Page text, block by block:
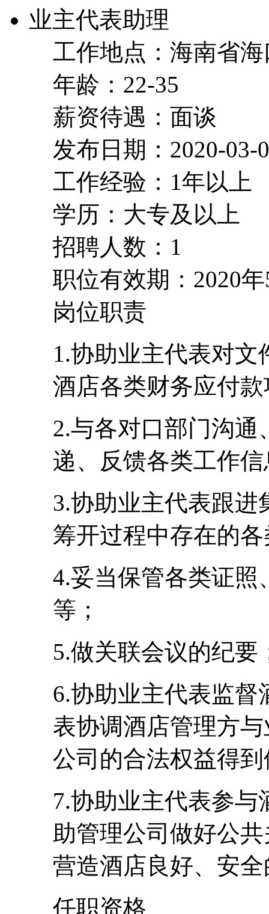
业主代表助理
工作地点：海南省
年龄：22-35
薪资待遇：面谈
发布日期：2020-03-
工作经验：1年以上
学历：大专及以上
招聘人数：1
职位有效期：2020
岗位职责
1.协助业主代表对
酒店各类财务应付
2.与各对口部门沟
递、反馈各类工作
3.协助业主代表跟
筹开过程中存在的
4.妥当保管各类证照
等；
5.做关联会议的纪要
6.协助业主代表监
表协调酒店管理方
公司的合法权益得
7.协助业主代表参
助管理公司做好公
营造酒店良好、安
任职资格